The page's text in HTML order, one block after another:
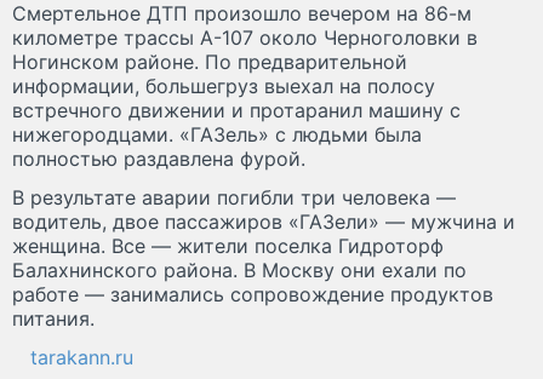
Смертельное ДТП произошло вечером на 86-м
километре трассы А-107 около Черноголовки в
Ногинском районе. По предварительной
информации, большегруз выехал на полосу
встречного движении и протаранил машину с
нижегородцами. «ГАЗель» с людьми была
полностью раздавлена фурой.
В результате аварии погибли три человека —
водитель, двое пассажиров «ГАЗели» — мужчина и
женщина. Все — жители поселка Гидроторф
Балахнинского района. В Москву они ехали по
работе — занимались сопровождение продуктов
питания.
tarakann.ru